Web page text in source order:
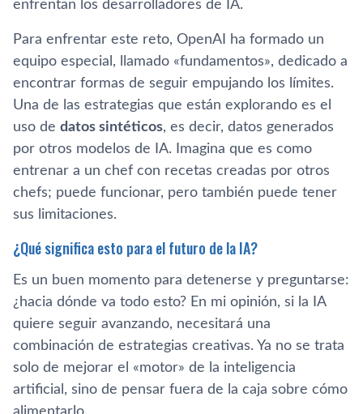
enfrentan los desarrolladores de IA.
Para enfrentar este reto, OpenAI ha formado un
equipo especial, llamado «fundamentos», dedicado a
encontrar formas de seguir empujando los límites.
Una de las estrategias que están explorando es el
uso de datos sintéticos, es decir, datos generados
por otros modelos de IA. Imagina que es como
entrenar a un chef con recetas creadas por otros
chefs; puede funcionar, pero también puede tener
sus limitaciones.
¿Qué significa esto para el futuro de la IA?
Es un buen momento para detenerse y preguntarse:
¿hacia dónde va todo esto? En mi opinión, si la IA
quiere seguir avanzando, necesitará una
combinación de estrategias creativas. Ya no se trata
solo de mejorar el «motor» de la inteligencia
artificial, sino de pensar fuera de la caja sobre cómo